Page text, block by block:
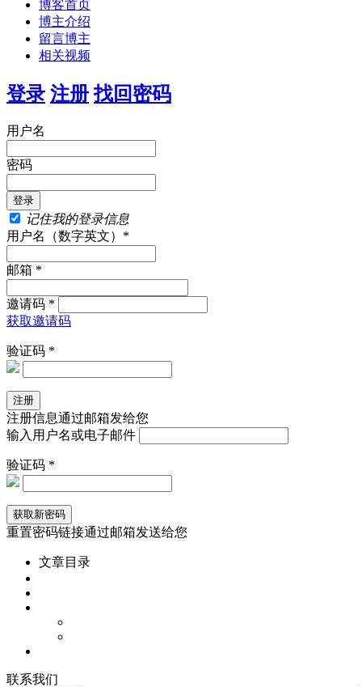
博客首页
博主介绍
留言博主
相关视频
登录 注册 找回密码
用户名
密码
记住我的登录信息
用户名（数字英文）*
邮箱 *
邀请码 *
获取邀请码
验证码 *
注册信息通过邮箱发给您
输入用户名或电子邮件
验证码 *
重置密码链接通过邮箱发送给您
文章目录
联系我们